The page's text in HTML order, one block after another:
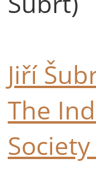
Jiří
The